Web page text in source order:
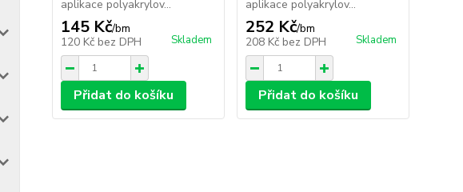
aplikace polyakrylov...
145 Kč/bm
120 Kč bez DPH Skladem
Přidat do košíku
aplikace polyakrylov...
252 Kč/bm
208 Kč bez DPH Skladem
Přidat do košíku